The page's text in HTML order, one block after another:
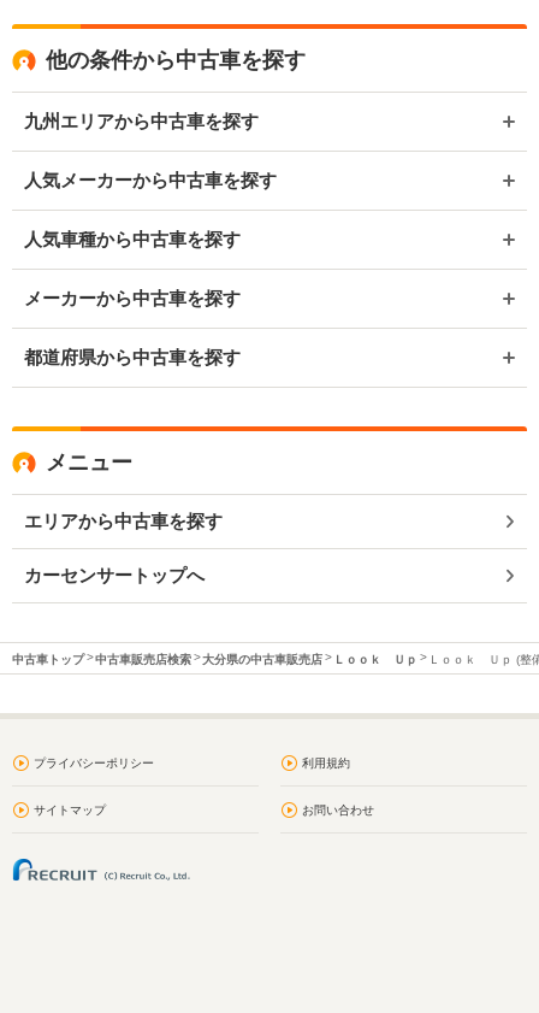
他の条件から中古車を探す
九州エリアから中古車を探す
人気メーカーから中古車を探す
人気車種から中古車を探す
メーカーから中古車を探す
都道府県から中古車を探す
メニュー
エリアから中古車を探す
カーセンサートップへ
中古車トップ 中古車販売店検索 大分県の中古車販売店 Ｌｏｏｋ Ｕｐ Ｌｏｏｋ Ｕｐ (整
プライバシーポリシー 利用規約
サイトマップ お問い合わせ